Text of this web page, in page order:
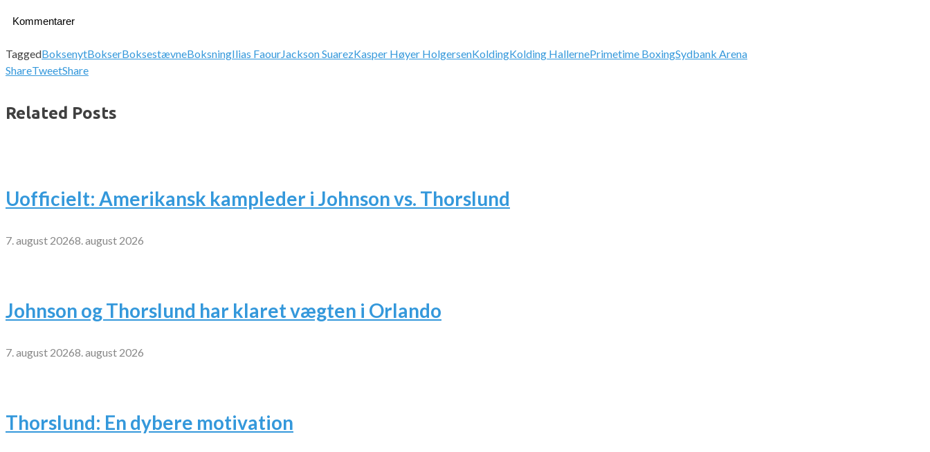
Kommentarer
TaggedBoksenytBokserBoksestævneBoksningIlias FaourJackson SuarezKasper Høyer HolgersenKoldingKolding HallernePrimetime BoxingSydbank Arena
ShareTweetShare
Related Posts
Uofficielt: Amerikansk kampleder i Johnson vs. Thorslund
7. august 20268. august 2026
Johnson og Thorslund har klaret vægten i Orlando
7. august 20268. august 2026
Thorslund: En dybere motivation